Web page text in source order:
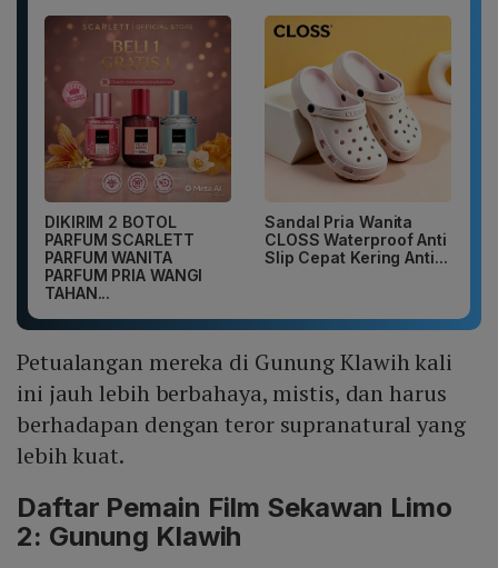
DIKIRIM 2 BOTOL
PARFUM SCARLETT
PARFUM WANITA
PARFUM PRIA WANGI
TAHAN...
Sandal Pria Wanita
CLOSS Waterproof Anti
Slip Cepat Kering Anti...
Petualangan mereka di Gunung Klawih kali
ini jauh lebih berbahaya, mistis, dan harus
berhadapan dengan teror supranatural yang
lebih kuat.
Daftar Pemain Film Sekawan Limo
2: Gunung Klawih